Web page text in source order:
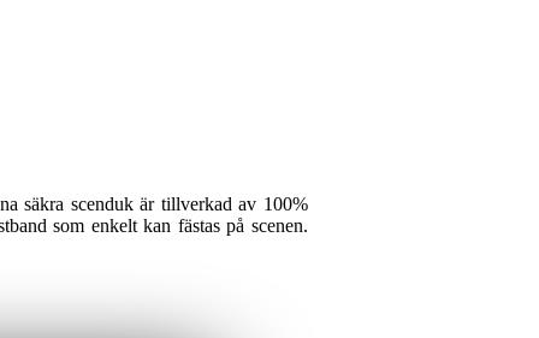
säkra scenduk är tillverkad av 100%
som enkelt kan fästas på scenen.